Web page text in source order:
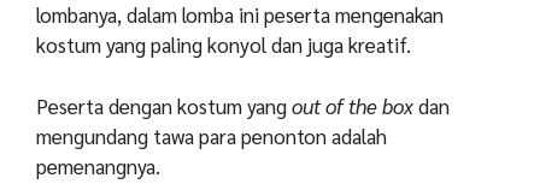
lombanya, dalam lomba ini peserta mengenakan
kostum yang paling konyol dan juga kreatif.
Peserta dengan kostum yangout of the boxdan
mengundang tawa para penonton adalah
pemenangnya.